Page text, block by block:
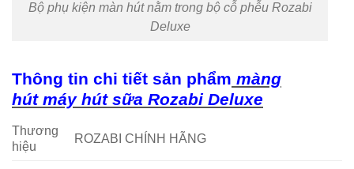
Bộ phụ kiện màn hút nằm trong bộ cỗ phễu Rozabi
Deluxe
Thông tin chi tiết sản phẩm màng
hútmáy hút sữa Rozabi Deluxe
Thương
hiệu
ROZABI CHÍNH HÃNG